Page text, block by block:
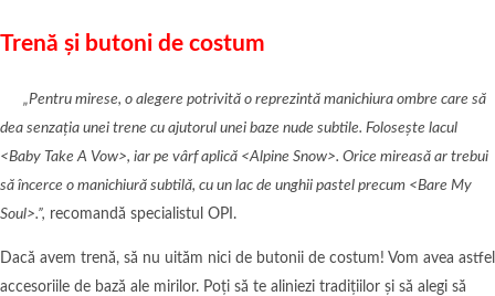
Trenă și butoni de costum
„Pentru mirese, o alegere potrivită o reprezintă manichiura ombre care să
dea senzația unei trene cu ajutorul unei baze nude subtile. Folosește lacul
<Baby Take A Vow>, iar pe vârf aplică <Alpine Snow>. Orice mireasă ar trebui
să încerce o manichiură subtilă, cu un lac de unghii pastel precum <Bare My
Soul>.”, recomandă specialistul OPI.
Dacă avem trenă, să nu uităm nici de butonii de costum! Vom avea astfel
accesoriile de bază ale mirilor. Poți să te aliniezi tradițiilor și să alegi să